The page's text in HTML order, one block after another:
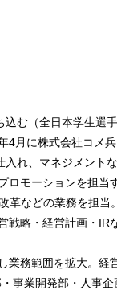
む（全日本学生選手
月に株式会社コメ兵
れ、マネジメントな
モーションを担当
革などの業務を担当。
略・経営計画・IR
業務範囲を拡大。経
事業開発部・人事